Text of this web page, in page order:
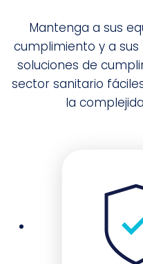
Mantenga a sus
cumplimiento y a
soluciones de
sector sanitario
la